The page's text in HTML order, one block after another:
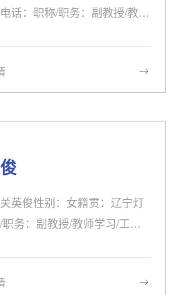
话：职称/职务：副教授/教研
大学硕士学位1990-1993沈
工业学校教师1993-沈阳药科
情况：发表论文/出版著作：
Health in the People’s Repu
》《2015 Year Book of
the People’s Republic of C
英俊性别：女籍贯：辽宁灯
务：副教授/教师学习/工作
宁省医疗器械学校 讲师2000.